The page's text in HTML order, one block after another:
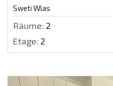
Sweti Wlas
Räume: 2
Etage: 2